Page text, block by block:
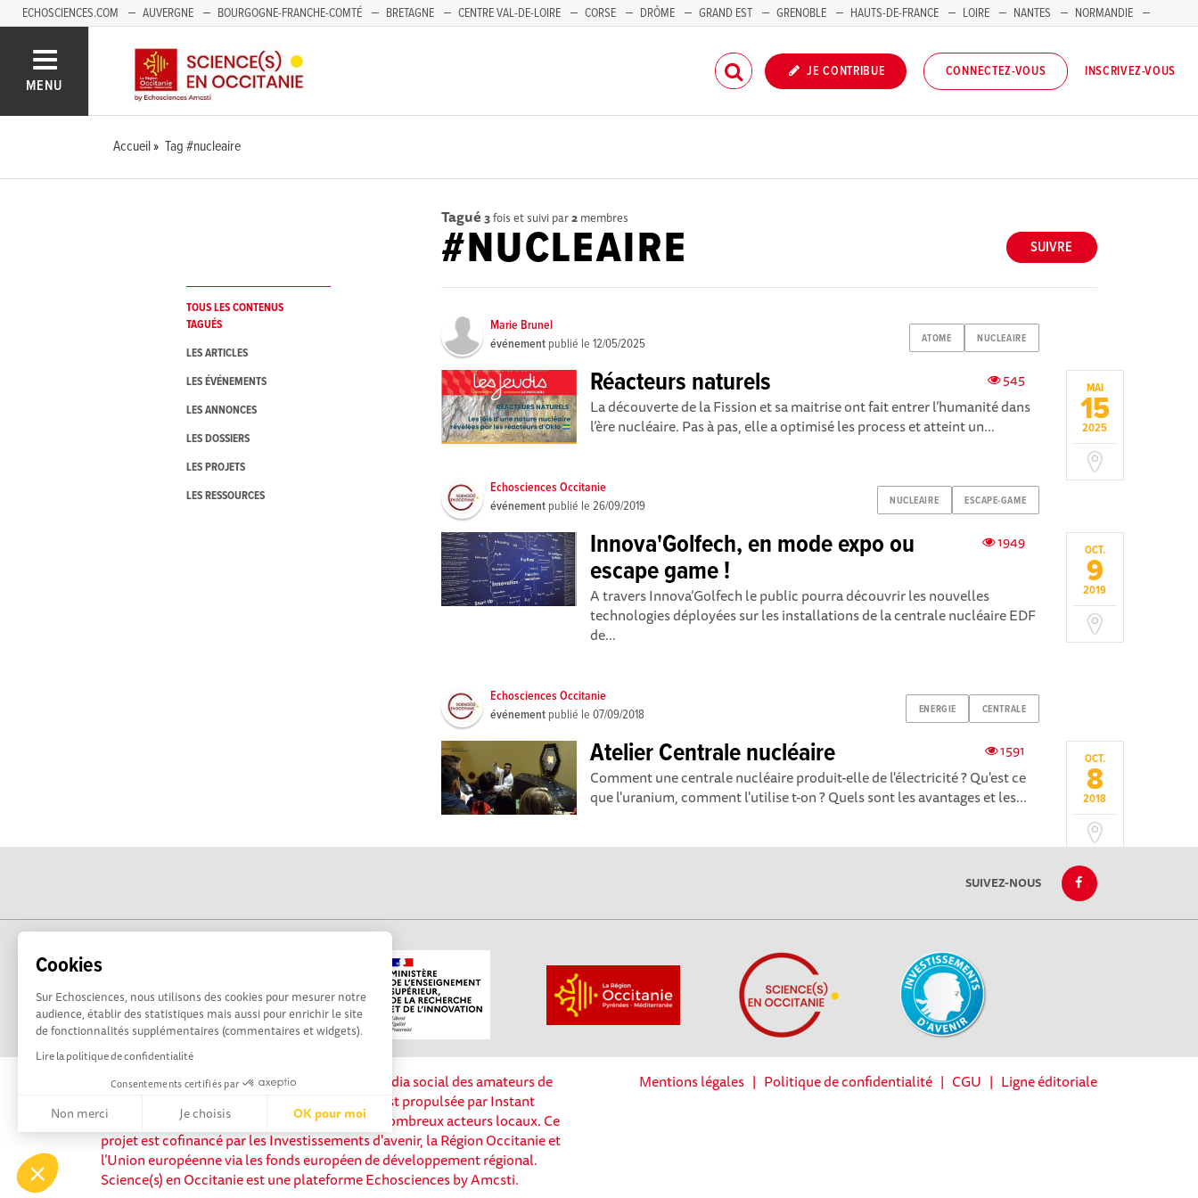
Cookies
Sur Echosciences, nous utilisons des cookies pour mesurer notre
audience, établir des statistiques mais aussi pour enrichir le site
de fonctionnalités supplémentaires (commentaires et widgets).
Lire la politique de confidentialité
Consentements certifiés par
Non merci Je choisis OK pour moi
Axeptio consent
Plateforme de Gestion du Consentement : Personnalisez vos Options
Notre plateforme vous permet d'adapter et de gérer vos paramètres de confidentialité, en garantissant la conformité avec les réglementations. Personnalisez vos préférences pour contrôler
ECHOSCIENCES.COM AUVERGNE BOURGOGNE-FRANCHE-COMTÉ BRETAGNE CENTRE VAL-DE-LOIRE CORSE DRÔME GRAND EST GRENOBLE HAUTS-DE-FRANCE LOIRE NANTES
NORMANDIE
MENU
JE CONTRIBUE CONNECTEZ-VOUS INSCRIVEZ-VOUS
Accueil Tag #nucleaire
TOUS LES CONTENUS
TAGUÉS
LES ARTICLES
LES ÉVÉNEMENTS
LES ANNONCES
LES DOSSIERS
LES PROJETS
LES RESSOURCES
Tagué 3fois et suivi par2 membres
SUIVRE
#NUCLEAIRE
ATOME NUCLEAIRE
Marie Brunel
événement publié le12/05/2025
MAI
15
2025
545
Réacteurs naturels
La découverte de la Fission et sa maitrise ont fait entrer l’humanité dans
l’ère nucléaire. Pas à pas, elle a optimisé les process et atteint un...
NUCLEAIRE ESCAPE-GAME
Echosciences Occitanie
événement publié le26/09/2019
OCT.
9
2019
1949
Innova'Golfech, en mode expo ou
escape game !
A travers Innova’Golfech le public pourra découvrir les nouvelles
technologies déployées sur les installations de la centrale nucléaire EDF
de...
ENERGIE CENTRALE
Echosciences Occitanie
événement publié le07/09/2018
OCT.
8
2018
1591
Atelier Centrale nucléaire
Comment une centrale nucléaire produit-elle de l'électricité ? Qu'est ce
que l'uranium, comment l'utilise t-on ? Quels sont les avantages et les...
SUIVEZ-NOUS
La plateforme Science(s) en Occitanie est le média social des amateurs de
sciences et de technologies du territoire. Elle est propulsée par Instant
Science, avec la participation et le soutien de nombreux acteurs locaux. Ce
projet est cofinancé par les Investissements d'avenir, la Région Occitanie et
l’Union européenne via les fonds européen de développement régional.
Science(s) en Occitanie est une plateforme Echosciences by Amcsti.
Mentions légales| Politique de confidentialité| CGU | Ligne éditoriale